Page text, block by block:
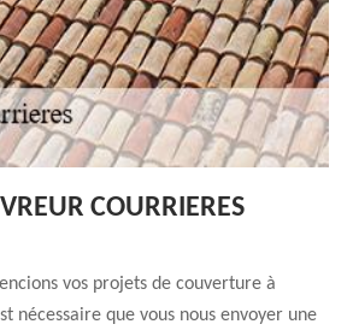
COURRIERES
vos projets de couverture à
nécessaire que vous nous envoyer une